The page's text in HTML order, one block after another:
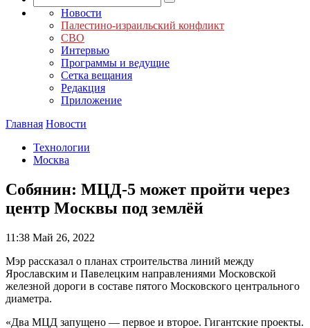
Новости
Палестино-израильский конфликт
СВО
Интервью
Программы и ведущие
Сетка вещания
Редакция
Приложение
Главная Новости
Технологии
Москва
Собянин: МЦД-5 может пройти через
центр Москвы под землёй
11:38 Май 26, 2022
Мэр рассказал о планах строительства линий между
Ярославским и Павелецким направлениями Московской
железной дороги в составе пятого Московского центрального
диаметра.
«Два МЦД запущено — первое и второе. Гигантские проекты.